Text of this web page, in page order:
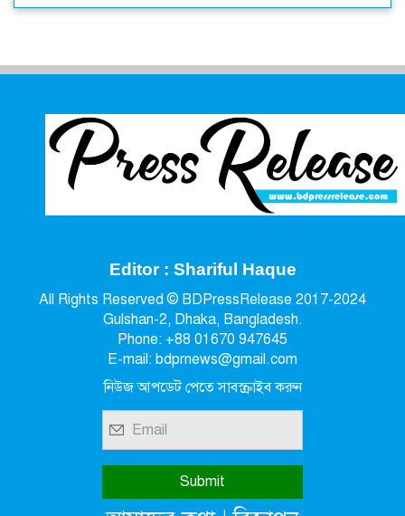
Editor : Shariful Haque
All Rights Reserved © BDPressRelease 2017-2024
Gulshan-2, Dhaka, Bangladesh.
Phone: +88 01670 947645
E-mail: bdprnews@gmail.com
নিউজ আপডেট পেতে সাবস্ক্রাইব করুন